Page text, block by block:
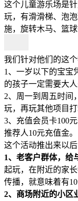
这个儿童游乐场是
玩，有滑滑梯、泡
施，旋转木马、篮球
我们针对他们的这
1、一岁以下的宝宝
的孩子一定需要大
2、周一到周五时间
玩，再玩其他项目
3、充值会员卡100
推荐人10元充值金。
这个活动推出来以
1、老客户群体，给
起玩，在附近的家
传播，就意味着有
2、商场附近的小区